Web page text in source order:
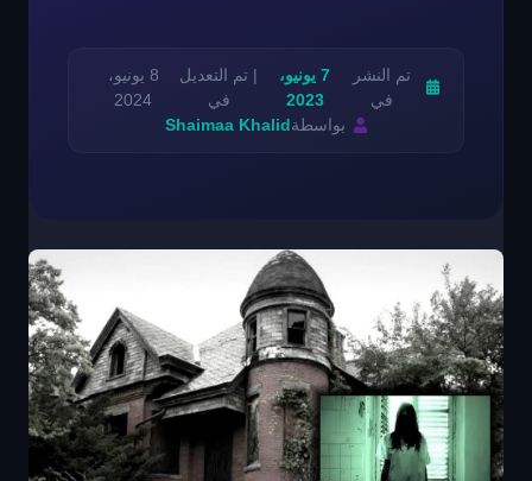
تم النشر
في
7 يونيو،
2023
| تم التعديل
في
8 يونيو،
2024
بواسطة Shaimaa Khalid